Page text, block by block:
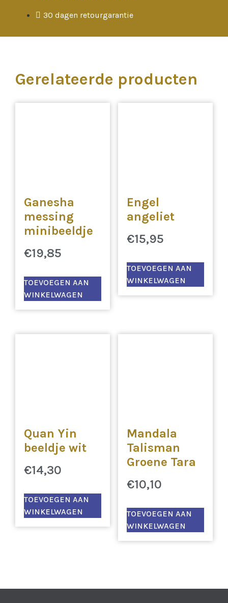
30 dagen retourgarantie
Gerelateerde producten
Ganesha
messing
minibeeldje
€19,85
TOEVOEGEN AAN
WINKELWAGEN
Engel
angeliet
€15,95
TOEVOEGEN AAN
WINKELWAGEN
Quan Yin
beeldje wit
€14,30
TOEVOEGEN AAN
WINKELWAGEN
Mandala
Talisman
Groene Tara
€10,10
TOEVOEGEN AAN
WINKELWAGEN